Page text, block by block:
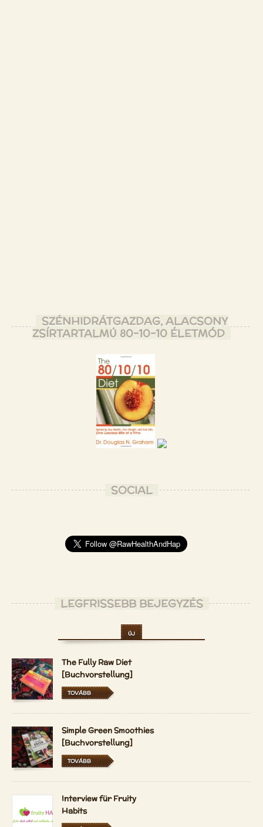
SZÉNHIDRÁTGAZDAG, ALACSONY
ZSÍRTARTALMÚ 80-10-10 ÉLETMÓD
SOCIAL
LEGFRISSEBB BEJEGYZÉS
ÚJ
The Fully Raw Diet
[Buchvorstellung]
TOVÁBB
Simple Green Smoothies
[Buchvorstellung]
TOVÁBB
Interview für Fruity
Habits